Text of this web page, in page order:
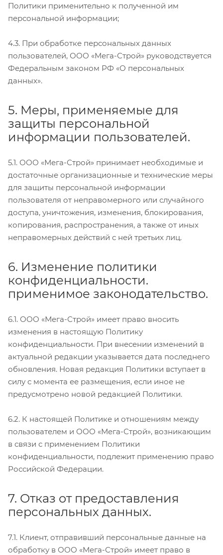
Политики применительно к полученной им
персональной информации;
4.3. При обработке персональных данных
пользователей, ООО «Мега-Строй» руководствуется
Федеральным законом РФ «О персональных
данных».
5. Меры, применяемые для
защиты персональной
информации пользователей.
5.1. ООО «Мега-Строй» принимает необходимые и
достаточные организационные и технические меры
для защиты персональной информации
пользователя от неправомерного или случайного
доступа, уничтожения, изменения, блокирования,
копирования, распространения, а также от иных
неправомерных действий с ней третьих лиц.
6. Изменение политики
конфиденциальности.
применимое законодательство.
6.1. ООО «Мега-Строй» имеет право вносить
изменения в настоящую Политику
конфиденциальности. При внесении изменений в
актуальной редакции указывается дата последнего
обновления. Новая редакция Политики вступает в
силу с момента ее размещения, если иное не
предусмотрено новой редакцией Политики.
6.2. К настоящей Политике и отношениям между
пользователем и ООО «Мега-Строй», возникающим
в связи с применением Политики
конфиденциальности, подлежит применению право
Российской Федерации.
7. Отказ от предоставления
персональных данных.
7.1. Клиент, отправивший персональные данные на
обработку в ООО «Мега-Строй» имеет право в